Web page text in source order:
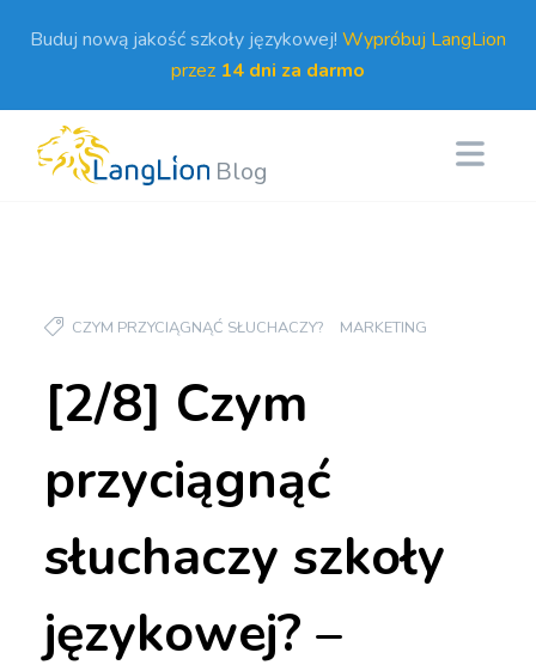
Buduj nową jakość szkoły językowej! Wypróbuj LangLion
przez 14 dni za darmo
Blog
CZYM PRZYCIĄGNĄĆ SŁUCHACZY? MARKETING
[2/8] Czym
przyciągnąć
słuchaczy szkoły
językowej? –